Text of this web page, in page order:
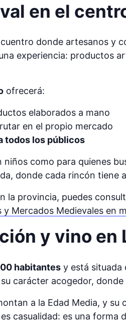
en el
donde artesanos y
experiencia: productos
ofrecerá:
elaborados a mano
en el propio mercado
todos los públicos
como para quienes
donde cada rincón tiene
la provincia, puedes
y Mercados Medievales en
y vino en
habitantes y está situada
carácter acogedor,
a la Edad Media, y
casualidad: es una